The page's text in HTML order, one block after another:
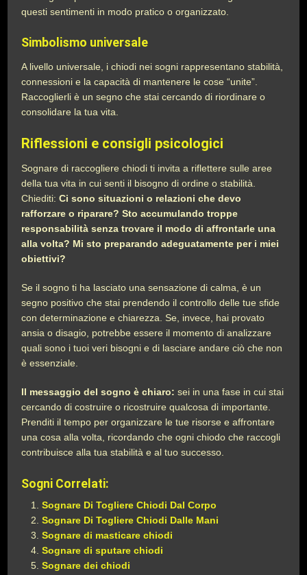
questi sentimenti in modo pratico o organizzato.
Simbolismo universale
A livello universale, i chiodi nei sogni rappresentano stabilità,
connessioni e la capacità di mantenere le cose “unite”.
Raccoglierli è un segno che stai cercando di riordinare o
consolidare la tua vita.
Riflessioni e consigli psicologici
Sognare di raccogliere chiodi ti invita a riflettere sulle aree
della tua vita in cui senti il bisogno di ordine o stabilità.
Chiediti:Ci sono situazioni o relazioni che devo
rafforzare o riparare? Sto accumulando troppe
responsabilità senza trovare il modo di affrontarle una
alla volta? Mi sto preparando adeguatamente per i miei
obiettivi?
Se il sogno ti ha lasciato una sensazione di calma, è un
segno positivo che stai prendendo il controllo delle tue sfide
con determinazione e chiarezza. Se, invece, hai provato
ansia o disagio, potrebbe essere il momento di analizzare
quali sono i tuoi veri bisogni e di lasciare andare ciò che non
è essenziale.
Il messaggio del sogno è chiaro: sei in una fase in cui stai
cercando di costruire o ricostruire qualcosa di importante.
Prenditi il tempo per organizzare le tue risorse e affrontare
una cosa alla volta, ricordando che ogni chiodo che raccogli
contribuisce alla tua stabilità e al tuo successo.
Sogni Correlati:
Sognare Di Togliere Chiodi Dal Corpo
Sognare Di Togliere Chiodi Dalle Mani
Sognare di masticare chiodi
Sognare di sputare chiodi
Sognare dei chiodi